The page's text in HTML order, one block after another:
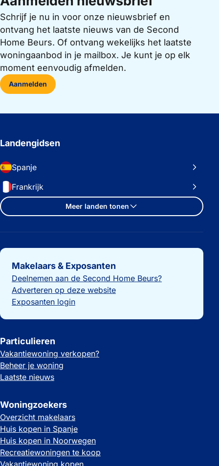
Schrijf je nu in voor onze nieuwsbrief en
ontvang het laatste nieuws van de Second
Home Beurs. Of ontvang wekelijks het laatste
woningaanbod in je mailbox. Je kunt je op elk
moment eenvoudig afmelden.
Aanmelden
Landengidsen
Spanje
Frankrijk
Meer landen tonen
Belangrijke links
Makelaars & Exposanten
Deelnemen aan de Second Home Beurs?
Adverteren op deze website
Exposanten login
Particulieren
Vakantiewoning verkopen?
Beheer je woning
Laatste nieuws
Woningzoekers
Overzicht makelaars
Huis kopen in Spanje
Huis kopen in Noorwegen
Recreatiewoningen te koop
Vakantiewoning kopen